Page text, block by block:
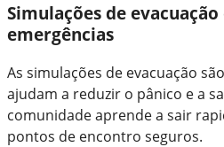
Simulações de
emergências
As simulações de evacuação
ajudam a reduzir o pânico e a
comunidade aprende a sair
pontos de encontro seguros.